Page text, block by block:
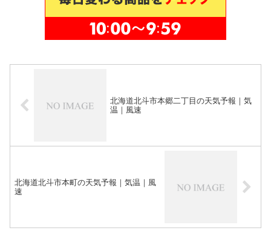
北海道北斗市本郷二丁目の天気予報｜気
温｜風速
北海道北斗市本町の天気予報｜気温｜風
速